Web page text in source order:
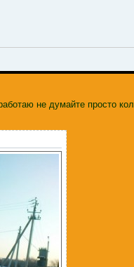
не думайте просто